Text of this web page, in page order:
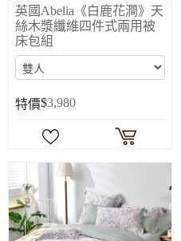
英國Abelia《白鹿花澗》天
絲木漿纖維四件式兩用被
床包組
特價$3,980